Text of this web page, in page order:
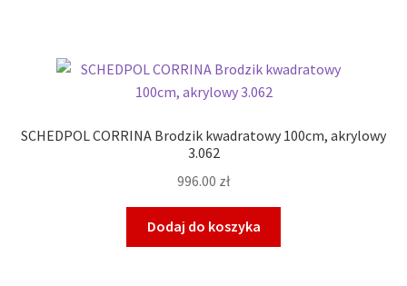
SCHEDPOL CORRINA Brodzik kwadratowy 100cm, akrylowy
3.062
996.00 zł
Dodaj do koszyka